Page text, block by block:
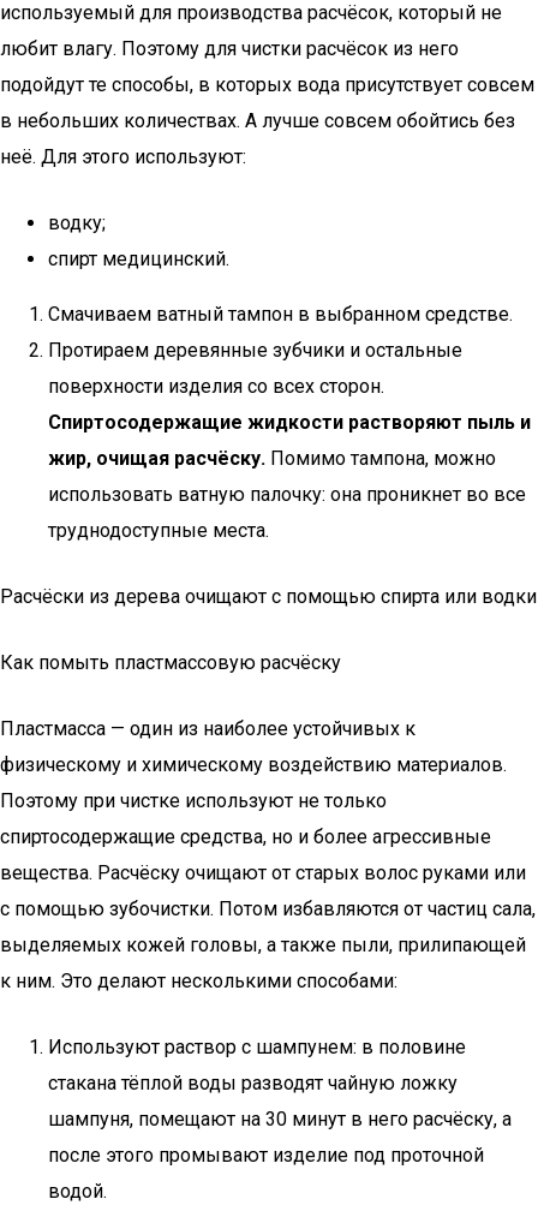
используемый для производства расчёсок, который не
любит влагу. Поэтому для чистки расчёсок из него
подойдут те способы, в которых вода присутствует совсем
в небольших количествах. А лучше совсем обойтись без
неё. Для этого используют:
водку;
спирт медицинский.
Смачиваем ватный тампон в выбранном средстве.
Протираем деревянные зубчики и остальные
поверхности изделия со всех сторон.
Спиртосодержащие жидкости растворяют пыль и
жир, очищая расчёску. Помимо тампона, можно
использовать ватную палочку: она проникнет во все
труднодоступные места.
Расчёски из дерева очищают с помощью спирта или водки
Как помыть пластмассовую расчёску
Пластмасса — один из наиболее устойчивых к
физическому и химическому воздействию материалов.
Поэтому при чистке используют не только
спиртосодержащие средства, но и более агрессивные
вещества. Расчёску очищают от старых волос руками или
с помощью зубочистки. Потом избавляются от частиц сала,
выделяемых кожей головы, а также пыли, прилипающей
к ним. Это делают несколькими способами:
Используют раствор с шампунем: в половине
стакана тёплой воды разводят чайную ложку
шампуня, помещают на 30 минут в него расчёску, а
после этого промывают изделие под проточной
водой.